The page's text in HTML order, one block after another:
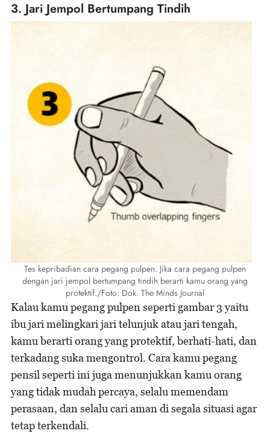
3. Jari Jempol Bertumpang Tindih
Tes kepribadian cara pegang pulpen. Jika cara pegang pulpen
dengan jari jempol bertumpang tindih berarti kamu orang yang
protektif./Foto: Dok. The Minds Journal
Kalau kamu pegang pulpen seperti gambar 3 yaitu
ibu jari melingkari jari telunjuk atau jari tengah,
kamu berarti orang yang protektif, berhati-hati, dan
terkadang suka mengontrol. Cara kamu pegang
pensil seperti ini juga menunjukkan kamu orang
yang tidak mudah percaya, selalu memendam
perasaan, dan selalu cari aman di segala situasi agar
tetap terkendali.